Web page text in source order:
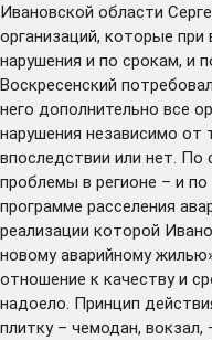
Ивановской области
организаций, которые
нарушения и по срокам, и
Воскресенский
него дополнительно все
нарушения независимо от
впоследствии или нет. По
проблемы в регионе – и
программе расселения
реализации которой
новому аварийному
отношение к качеству и
надоело. Принцип
плитку – чемодан,